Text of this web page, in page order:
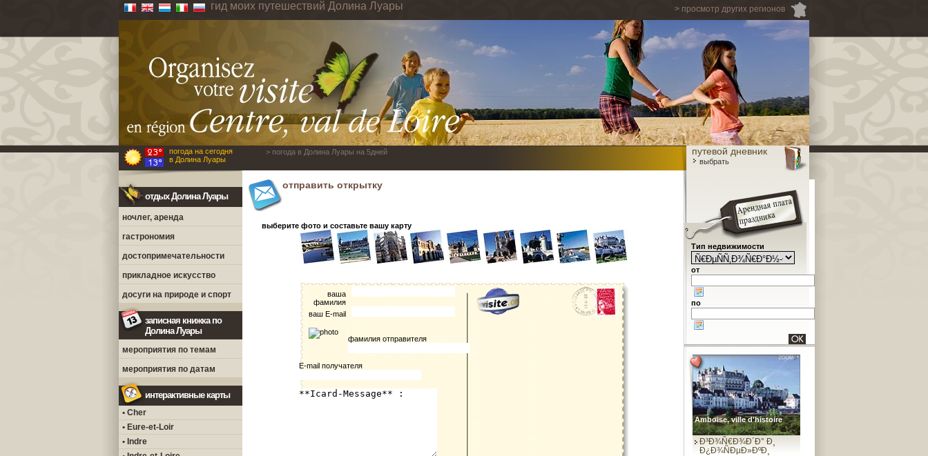
> просмотр других регионов
гид моих путешествий Долина Луары
погода на сегодня
в Долина Луары
> погода в Долина Луары на 5дней путевой дневник
выбрать
отдых Долина Луары
ночлег, аренда
гастрономия
достопримечательности
прикладное искусство
досуги на природе и спорт
записная книжка по
Долина Луары
мероприятия по темам
мероприятия по датам
интерактивные карты
• Cher
• Eure-et-Loir
• Indre
отправить открытку
выберите фото и составьте вашу карту
ваша
фамилия
ваш E-mail
фамилия отправителя
E-mail получателя
Тип недвижимости
от
по
Amboise, ville d'histoire
Ð³Ð¾Ñ€Ð¾Ð´Ð° Ð¸
Ð¿Ð¾ÑÐµÐ»ÐºÐ¸